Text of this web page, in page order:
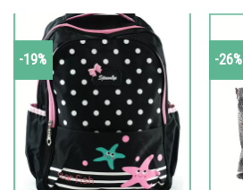
-19% -26%